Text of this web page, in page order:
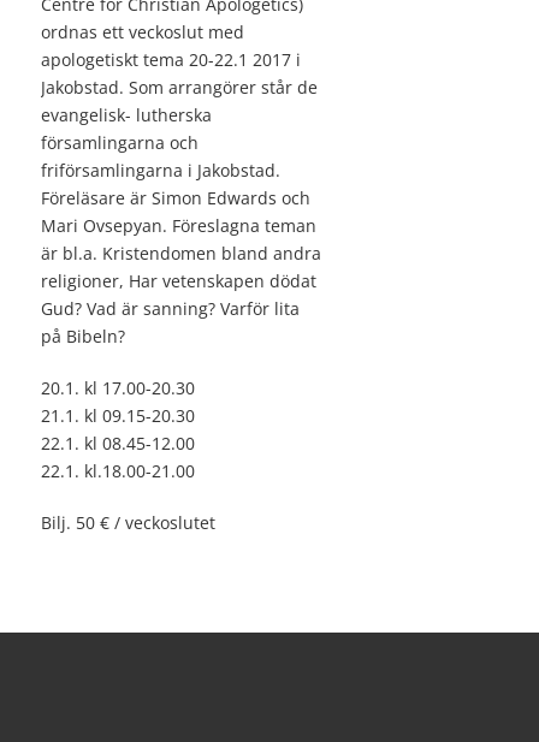
Centre for Christian Apologetics)
ordnas ett veckoslut med
apologetiskt tema 20-22.1 2017 i
Jakobstad. Som arrangörer står de
evangelisk- lutherska
församlingarna och
friförsamlingarna i Jakobstad.
Föreläsare är Simon Edwards och
Mari Ovsepyan. Föreslagna teman
är bl.a. Kristendomen bland andra
religioner, Har vetenskapen dödat
Gud? Vad är sanning? Varför lita
på Bibeln?
20.1. kl 17.00-20.30
21.1. kl 09.15-20.30
22.1. kl 08.45-12.00
22.1. kl.18.00-21.00
Bilj. 50 € / veckoslutet